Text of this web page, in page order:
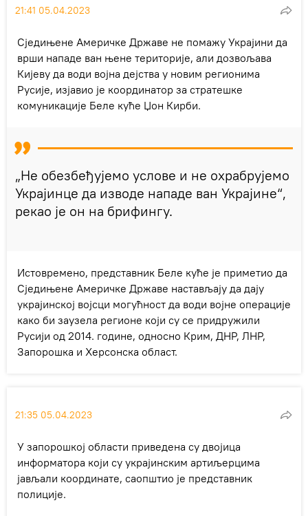
21:41 05.04.2023
Сједињене Америчке Државе не помажу Украјини да
врши нападе ван њене територије, али дозвољава
Кијеву да води војна дејства у новим регионима
Русије, изјавио је координатор за стратешке
комуникације Беле куће Џон Кирби.
„Не обезбеђујемо услове и не охрабрујемо
Украјинце да изводе нападе ван Украјине“,
рекао је он на брифингу.
Истовремено, представник Беле куће је приметио да
Сједињене Америчке Државе настављају да дају
украјинској војсци могућност да води војне операције
како би заузела регионе који су се придружили
Русији од 2014. године, односно Крим, ДНР, ЛНР,
Запорошка и Херсонска област.
21:35 05.04.2023
У запорошкој области приведена су двојица
информатора који су украјинским артиљерцима
јављали координате, саопштио је представник
полиције.